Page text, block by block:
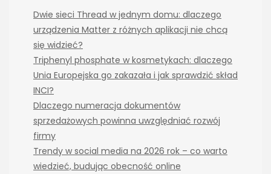
Dwie sieci Thread w jednym domu: dlaczego
urządzenia Matter z różnych aplikacji nie chcą
się widzieć?
Triphenyl phosphate w kosmetykach: dlaczego
Unia Europejska go zakazała i jak sprawdzić skład
INCI?
Dlaczego numeracja dokumentów
sprzedażowych powinna uwzględniać rozwój
firmy
Trendy w social media na 2026 rok – co warto
wiedzieć, budując obecność online